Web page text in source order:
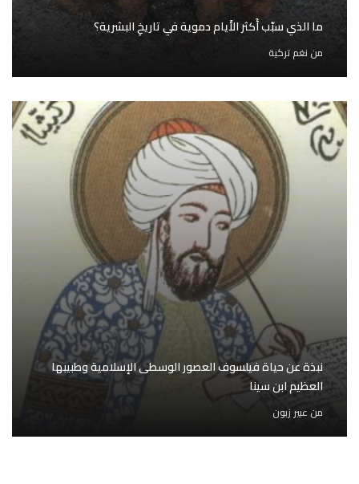
ما الذي سبّب أَكثر الأَيام دموية في تاريخِ البشرية؟
من نغم تركية
نبذة عن حياة فيلسوف العصور الوسطى الإسلامية وطبيبها
العظيم ابن سينا
من عبير زبون